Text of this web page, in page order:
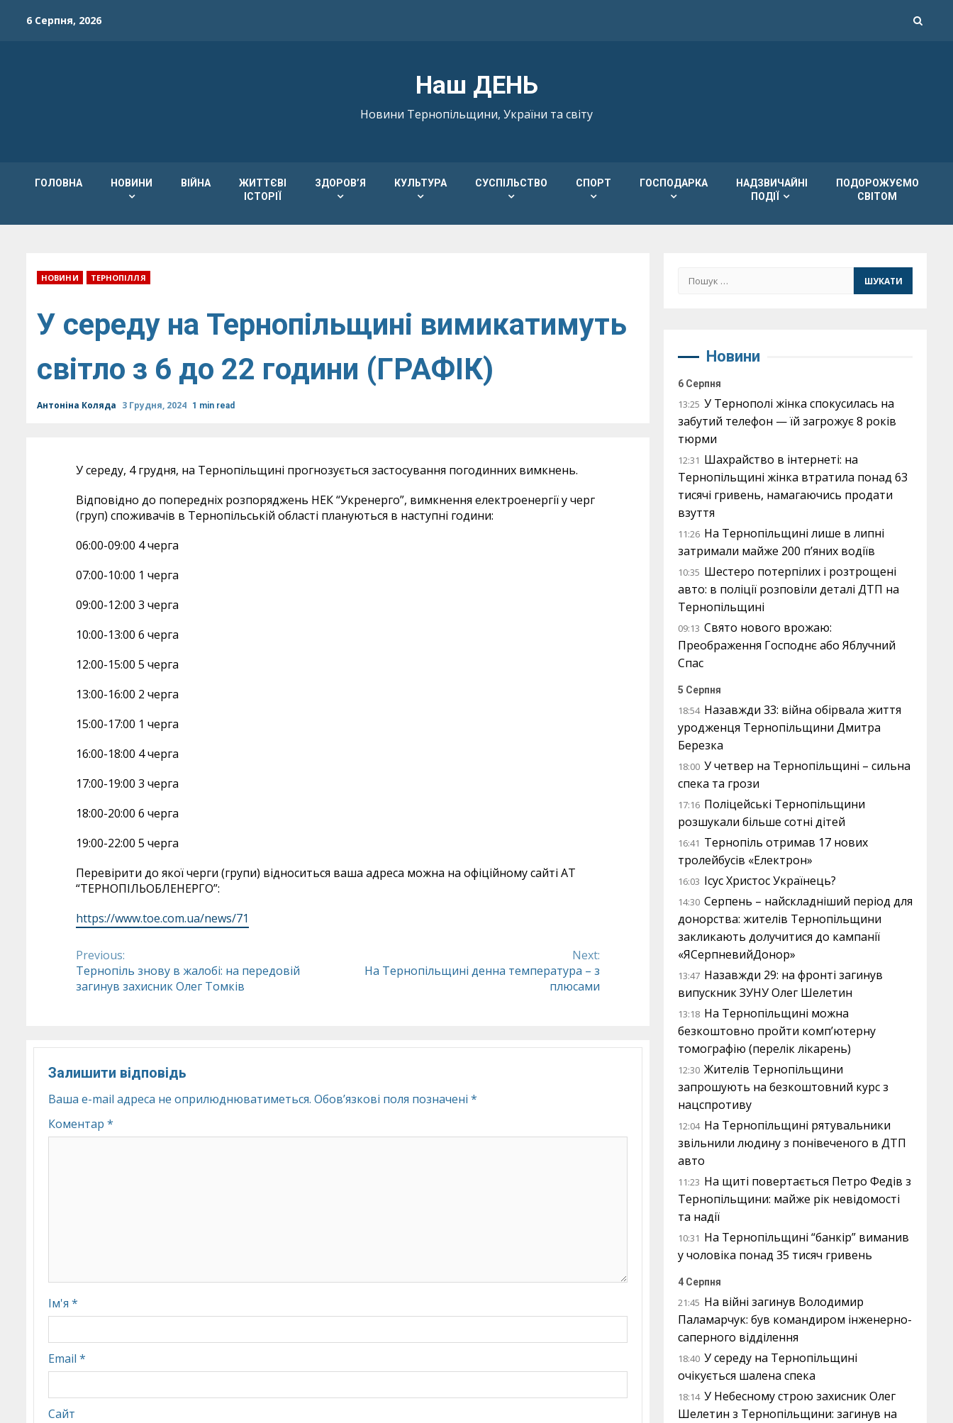
6 Серпня, 2026
Наш ДЕНЬ
Новини Тернопільщини, України та світу
ГОЛОВНА НОВИНИ ВІЙНА
ЖИТТЄВІ
ІСТОРІЇ
ЗДОРОВ’Я КУЛЬТУРА СУСПІЛЬСТВО СПОРТ ГОСПОДАРКА
НАДЗВИЧАЙНІ
ПОДІЇ
ПОДОРОЖУЄМО
СВІТОМ
НОВИНИ ТЕРНОПІЛЛЯ
У середу на Тернопільщині вимикатимуть
світло з 6 до 22 години (ГРАФІК)
Антоніна Коляда 3 Грудня, 2024 1 min read
У середу, 4 грудня, на Тернопільщині прогнозується застосування погодинних вимкнень.
Відповідно до попередніх розпоряджень НЕК “Укренерго”, вимкнення електроенергії у черг
(груп) споживачів в Тернопільській області плануються в наступні години:
06:00-09:00 4 черга
07:00-10:00 1 черга
09:00-12:00 3 черга
10:00-13:00 6 черга
12:00-15:00 5 черга
13:00-16:00 2 черга
15:00-17:00 1 черга
16:00-18:00 4 черга
17:00-19:00 3 черга
18:00-20:00 6 черга
19:00-22:00 5 черга
Перевірити до якої черги (групи) відноситься ваша адреса можна на офіційному сайті АТ
“ТЕРНОПІЛЬОБЛЕНЕРГО”:
https://www.toe.com.ua/news/71
Continue
Reading
Previous:
Тернопіль знову в жалобі: на передовій
загинув захисник Олег Томків
Next:
На Тернопільщині денна температура – з
плюсами
Залишити відповідь
Ваша e-mail адреса не оприлюднюватиметься. Обов’язкові поля позначені *
Коментар *
Ім'я *
Email *
Сайт
Пошук:
Новини
6 Серпня
13:25 У Тернополі жінка спокусилась на
забутий телефон — їй загрожує 8 років
тюрми
12:31 Шахрайство в інтернеті: на
Тернопільщині жінка втратила понад 63
тисячі гривень, намагаючись продати
взуття
11:26 На Тернопільщині лише в липні
затримали майже 200 п’яних водіїв
10:35 Шестеро потерпілих і розтрощені
авто: в поліції розповіли деталі ДТП на
Тернопільщині
09:13 Свято нового врожаю:
Преображення Господнє або Яблучний
Спас
5 Серпня
18:54 Назавжди 33: війна обірвала життя
уродженця Тернопільщини Дмитра
Березка
18:00 У четвер на Тернопільщині – сильна
спека та грози
17:16 Поліцейські Тернопільщини
розшукали більше сотні дітей
16:41 Тернопіль отримав 17 нових
тролейбусів «Електрон»
16:03 Ісус Христос Українець?
14:30 Серпень – найскладніший період для
донорства: жителів Тернопільщини
закликають долучитися до кампанії
«ЯСерпневийДонор»
13:47 Назавжди 29: на фронті загинув
випускник ЗУНУ Олег Шелетин
13:18 На Тернопільщині можна
безкоштовно пройти комп’ютерну
томографію (перелік лікарень)
12:30 Жителів Тернопільщини
запрошують на безкоштовний курс з
нацспротиву
12:04 На Тернопільщині рятувальники
звільнили людину з понівеченого в ДТП
авто
11:23 На щиті повертається Петро Федів з
Тернопільщини: майже рік невідомості
та надії
10:31 На Тернопільщині “банкір” виманив
у чоловіка понад 35 тисяч гривень
4 Серпня
21:45 На війні загинув Володимир
Паламарчук: був командиром інженерно-
саперного відділення
18:40 У середу на Тернопільщині
очікується шалена спека
18:14 У Небесному строю захисник Олег
Шелетин з Тернопільщини: загинув на